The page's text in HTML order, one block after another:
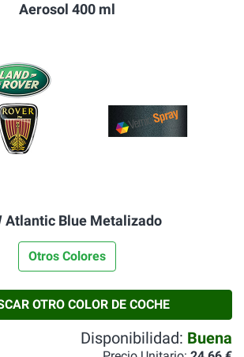
Aerosol 400 ml
Atlantic Blue Metalizado
Otros Colores
OTRO COLOR DE COCHE
Disponibilidad: Buena